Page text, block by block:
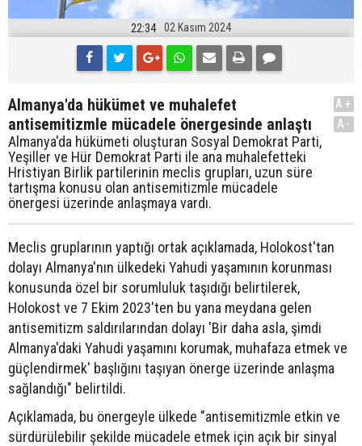
22:34 02 Kasım 2024
Almanya'da hükümet ve muhalefet
antisemitizmle mücadele önergesinde anlaştı
Almanya'da hükümeti oluşturan Sosyal Demokrat Parti,
Yeşiller ve Hür Demokrat Parti ile ana muhalefetteki
Hristiyan Birlik partilerinin meclis grupları, uzun süre
tartışma konusu olan antisemitizmle mücadele
önergesi üzerinde anlaşmaya vardı.
A+
A-
Meclis gruplarının yaptığı ortak açıklamada, Holokost'tan
dolayı Almanya'nın ülkedeki Yahudi yaşamının korunması
konusunda özel bir sorumluluk taşıdığı belirtilerek,
Holokost ve 7 Ekim 2023'ten bu yana meydana gelen
antisemitizm saldırılarından dolayı 'Bir daha asla, şimdi
Almanya'daki Yahudi yaşamını korumak, muhafaza etmek ve
güçlendirmek' başlığını taşıyan önerge üzerinde anlaşma
sağlandığı" belirtildi.
Açıklamada, bu önergeyle ülkede "antisemitizmle etkin ve
sürdürülebilir şekilde mücadele etmek için açık bir sinyal